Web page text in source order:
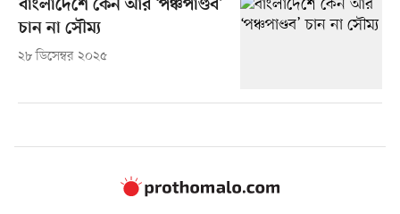
বাংলাদেশে কেন আর ‘পঞ্চপাণ্ডব’
চান না সৌম্য
২৮ ডিসেম্বর ২০২৫